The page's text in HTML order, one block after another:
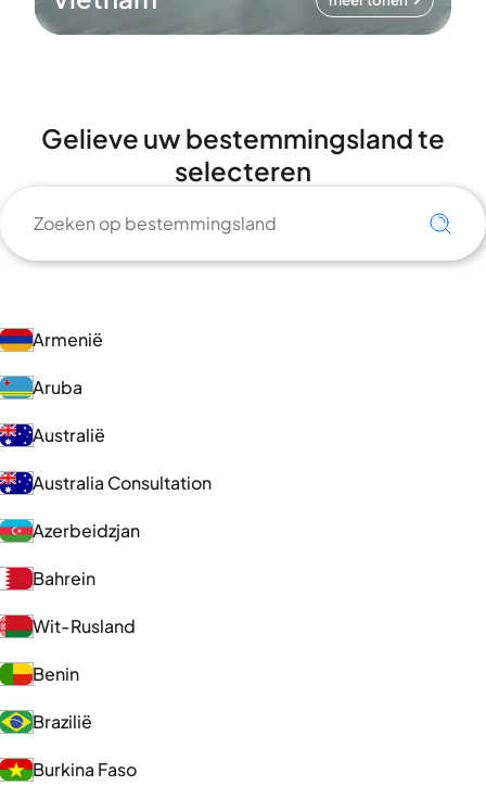
Gelieve uw bestemmingsland te
selecteren
Armenië
Aruba
Australië
Australia Consultation
Azerbeidzjan
Bahrein
Wit-Rusland
Benin
Brazilië
Burkina Faso